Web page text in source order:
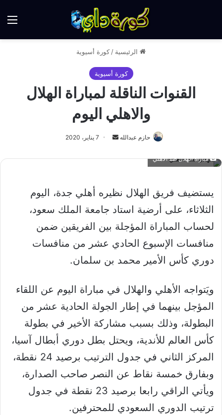
الرئيسية / كورة أسيوية
كورة أسيوية
القنوات الناقلة لمباراة الهلال
والاهلي اليوم
حازم عبدالله
أرسل
إلكترونيا
7 يناير، 2020
مباراة الهلال ضد الاهلي
يستضيف فريق الهلال نظيره أهلي جدة، اليوم
الثلاثاء، على أرضية استاد جامعة الملك سعود،
لحساب المباراة المؤجلة بين الفريقين ضمن
منافسات الإسبوع الحادي عشر من منافسات
دوري كأس الأمير محمد بن سلمان.
ويَتواجه الأهلي والهلال في مباراة اليوم عن اللقاء
المؤجل بينهما في إطار الجولة الحادية عشر من
البطولة، وذلك بسبب مشاركة الأخير في بطولة
كأس العالم للأندية، ويحتل بطل دوري أبطال آسيا،
المركز الثاني في جدول الترتيب برصيد 24 نقطة،
وبفارق خمسة نقاط عن النصر صاحب الصدارة،
ويأتي الراقي رابعا برصيد 23 نقطة في جدول
ترتيب الدوري السعودي للمحترفين.